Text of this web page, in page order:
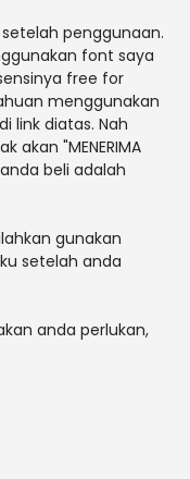
penggunaan.
font saya
free for
menggunakan
link diatas. Nah
akan "MENERIMA
anda beli adalah
gunakan
setelah anda
anda perlukan,